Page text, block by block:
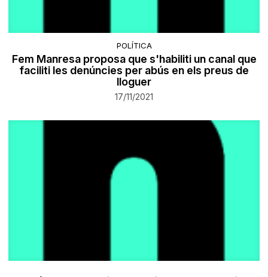
POLÍTICA
Fem Manresa proposa que s'habiliti un canal que
faciliti les denúncies per abús en els preus de
lloguer
17/11/2021